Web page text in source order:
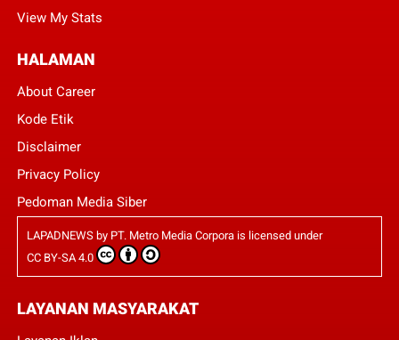
View My Stats
HALAMAN
About Career
Kode Etik
Disclaimer
Privacy Policy
Pedoman Media Siber
LAPADNEWSby PT. Metro Media Corporais licensed under
CC BY-SA 4.0
LAYANAN MASYARAKAT